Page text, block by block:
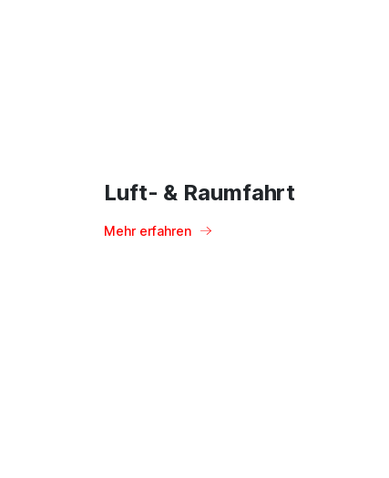
Luft- & Raumfahrt
Mehr erfahren